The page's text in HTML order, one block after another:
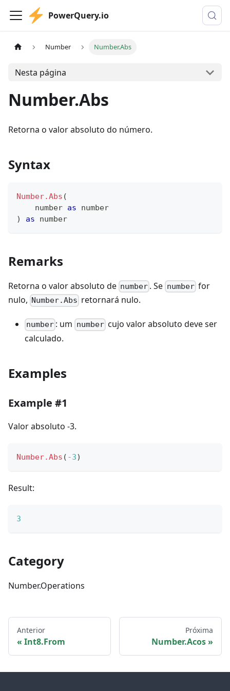
PowerQuery.io
Number Number.Abs
Nesta página
Number.Abs
Retorna o valor absoluto do número.
Syntax
Number.Abs (
number as
number
)
as number
Remarks
Retorna o valor absoluto de number . Se numberfor
nulo, Number.Abs retornará nulo.
number : um numbercujo valor absoluto deve ser
calculado.
Examples
Example #1
Valor absoluto -3.
Number.Abs ( -3)
Result:
3
Category
Number.Operations
Anterior
Int8.From
Próxima
Number.Acos